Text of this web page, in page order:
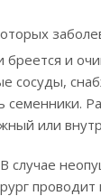
бреется и
сосуды,
или
случае